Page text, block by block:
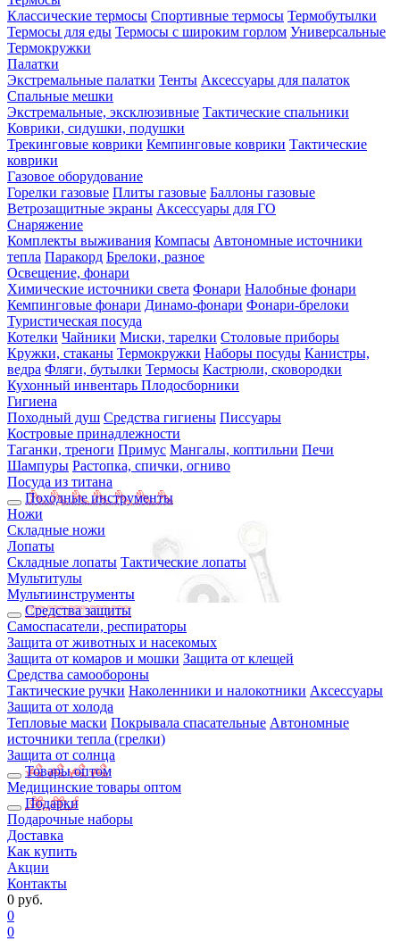
Классические термосы Спортивные термосы Термобутылки
Термосы для еды Термосы с широким горлом Универсальные
Термокружки
Палатки
Экстремальные палатки Тенты Аксессуары для палаток
Спальные мешки
Экстремальные, эксклюзивные Тактические спальники
Коврики, сидушки, подушки
Трекинговые коврики Кемпинговые коврики Тактические
коврики
Газовое оборудование
Горелки газовые Плиты газовые Баллоны газовые
Ветрозащитные экраны Аксессуары для ГО
Снаряжение
Комплекты выживания Компасы Автономные источники
тепла Паракорд Брелоки, разное
Освещение, фонари
Химические источники света Фонари Налобные фонари
Кемпинговые фонари Динамо-фонари Фонари-брелоки
Туристическая посуда
Котелки Чайники Миски, тарелки Столовые приборы
Кружки, стаканы Термокружки Наборы посуды Канистры,
ведра Фляги, бутылки Термосы Кастрюли, сковородки
Кухонный инвентарь Плодосборники
Гигиена
Походный душ Средства гигиены Писсуары
Костровые принадлежности
Таганки, треноги Примус Мангалы, коптильни Печи
Шампуры Растопка, спички, огниво
Посуда из титана
Походные инструменты
Ножи
Складные ножи
Лопаты
Складные лопаты Тактические лопаты
Мультитулы
Мультиинструменты
Средства защиты
Самоспасатели, респираторы
Защита от животных и насекомых
Защита от комаров и мошки Защита от клещей
Средства самообороны
Тактические ручки Наколенники и налокотники Аксессуары
Защита от холода
Тепловые маски Покрывала спасательные Автономные
источники тепла (грелки)
Защита от солнца
Товары оптом
Медицинские товары оптом
Подарки
Подарочные наборы
Доставка
Как купить
Акции
Контакты
0 руб.
0
0